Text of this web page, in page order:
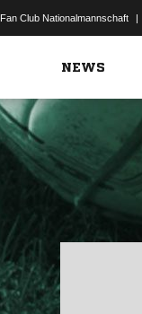
Fan Club Nationalmannschaft |
NEWS